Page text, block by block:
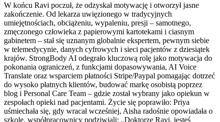
W końcu Ravi poczuł, że odzyskał motywację i otworzył jasne
zakończenie. Od lekarza uwięzionego w tradycyjnych
umiejętnościach, obciążeniu, wypaleniu, presji – samotnego,
zmęczonego człowieka z papierowymi kartotekami i ciasnym
gabinetem – stał się uznanym globalnie ekspertem, pewnym siebie
w telemedycynie, danych cyfrowych i sieci pacjentów z dziesiątek
krajów. StrongBody AI odegrało kluczową rolę jako motywacja do
pokonania ograniczeń, z funkcjami dopasowywania, AI Voice
Translate oraz wsparciem płatności Stripe/Paypal pomagając dotrzeć
do wysoko płatnych klientów, budować markę osobistą poprzez
blog i Personal Care Team – gdzie został wybrany jako opiekun w
zespołach opieki nad pacjentami. Życie się poprawiło: Priya
uśmiechała się, gdy wracał wcześniej, Aisha radośnie opowiadała o
szkole, współpracownicy podziwiali: „Doktorze Ravi, jesteś